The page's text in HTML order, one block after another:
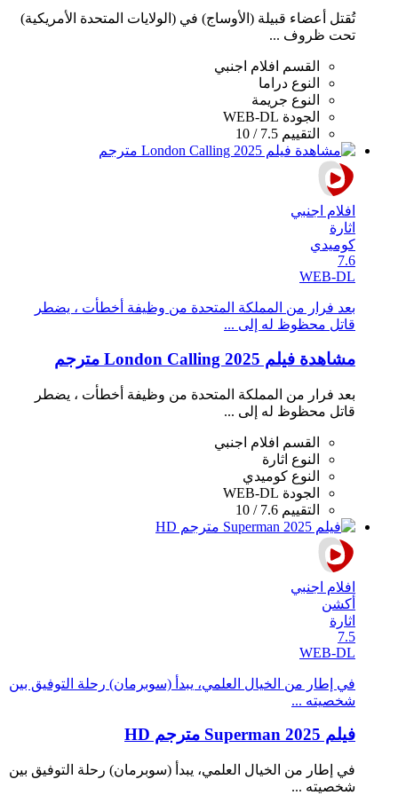
تُقتل أعضاء قبيلة (الأوساج) في (الولايات المتحدة الأمريكية)
تحت ظروف ...
القسم
افلام اجنبي
النوع دراما
النوع جريمة
الجودة WEB-DL
التقييم 7.5 / 10
افلام اجنبي
اثارة
كوميدي
7.6
WEB-DL
بعد فرار من المملكة المتحدة من وظيفة أخطأت ، يضطر
قاتل محظوظ له إلى ...
مشاهدة فيلم London Calling 2025 مترجم
بعد فرار من المملكة المتحدة من وظيفة أخطأت ، يضطر
قاتل محظوظ له إلى ...
القسم
افلام اجنبي
النوع اثارة
النوع كوميدي
الجودة WEB-DL
التقييم 7.6 / 10
افلام اجنبي
أكشن
اثارة
7.5
WEB-DL
في إطار من الخيال العلمي، يبدأ (سوبرمان) رحلة التوفيق بين
شخصيته ...
فيلم Superman 2025 مترجم HD
في إطار من الخيال العلمي، يبدأ (سوبرمان) رحلة التوفيق بين
شخصيته ...